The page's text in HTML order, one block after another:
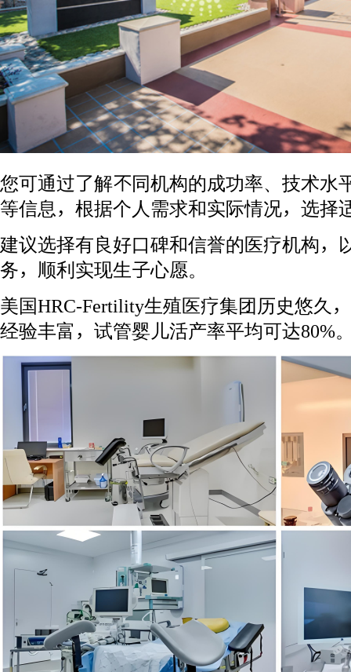
您可通过了解不同机构的成功率、技术水
等信息，根据个人需求和实际情况，选择
建议选择有良好口碑和信誉的医疗机构，
务，顺利实现生子心愿。
美国HRC-Fertility生殖医疗集团历史悠久
经验丰富，试管婴儿活产率平均可达80%